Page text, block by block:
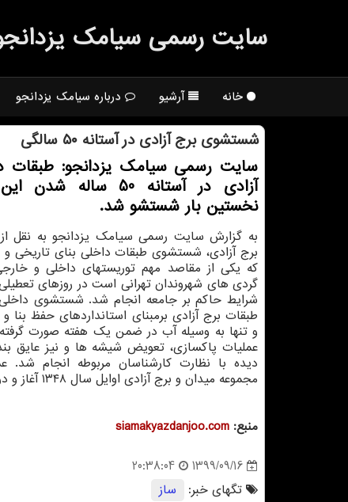
سایت رسمی سیامك
خانه آرشیو درباره سیامک یزدانجو
شستشوی برج آزادی در آستانه ۵۰ سالگی
سایت رسمی سیامک یزدانجو: طبقات
آزادی در آستانه 50 ساله
نخستین بار شستشو شد.
به گزارش سایت رسمی سیامک یزدانجو به نقل
برج آزادی، شستشوی طبقات داخلی بنای تاریخی و
که یکی از مقاصد مهم توریستهای داخلی و
گردی های شهروندان تهرانی است در روزهای
شرایط حاکم بر جامعه انجام شد. شستشوی
طبقات برج آزادی برمبنای استانداردهای حفظ بنا
و تنها به وسیله آب در ضمن یک هفته صورت
عملیات پاکسازی، تعویض شیشه ها و نیز عایق
دیده با نظارت کارشناسان مربوطه انجام شد.
مجموعه میدان و برج آزادی اوایل سال ۱۳۴۸ آغاز و در ۲۴ مهر ۱۳۵۰ به انتها و سرانجام این برج ۲۶ دی همان سال به بهره برداری رسید.
منبع: siamakyazdanjoo.com
1399/09/16
20:38:04
تگهای خبر:
ساز